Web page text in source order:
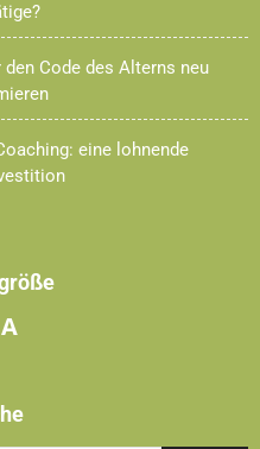
Code des Alterns neu
eine lohnende
Reset
AIncrease